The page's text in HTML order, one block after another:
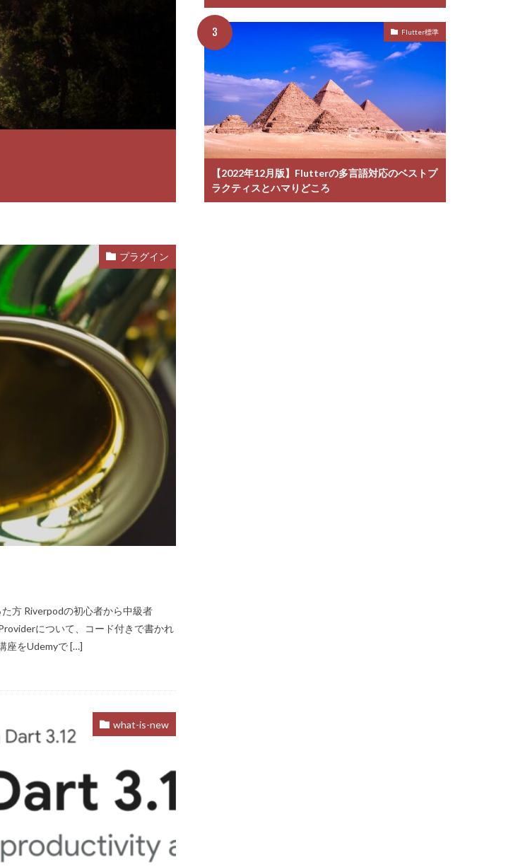
Flutter標準
【2022年12月版】Flutterの多言語対応のベストプ
ラクティスとハマりどころ
プラグイン
方 Riverpodの初心者から中級者
について、コード付きで書かれ
座をUdemyで […]
what-is-new